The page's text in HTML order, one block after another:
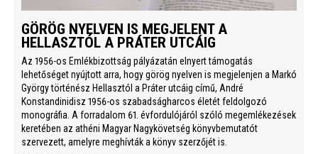
GÖRÖG NYELVEN IS MEGJELENT A
HELLASZTÓL A PRÁTER UTCÁIG
Az 1956-os Emlékbizottság pályázatán elnyert támogatás
lehetőséget nyújtott arra, hogy görög nyelven is megjelenjen a Markó
György történész Hellasztól a Práter utcáig című, André
Konstandinidisz 1956-os szabadságharcos életét feldolgozó
monográfia. A forradalom 61. évfordulójáról szóló megemlékezések
keretében az athéni Magyar Nagykövetség könyvbemutatót
szervezett, amelyre meghívták a könyv szerzőjét is.